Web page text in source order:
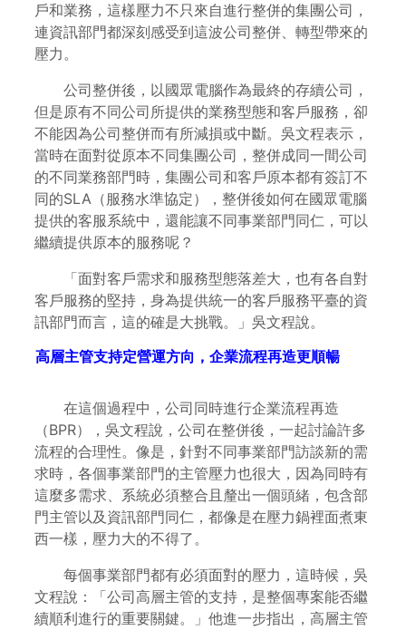
戶和業務，這樣壓力不只來自進行整併的集團公司，
連資訊部門都深刻感受到這波公司整併、轉型帶來的
壓力。
公司整併後，以國眾電腦作為最終的存續公司，
但是原有不同公司所提供的業務型態和客戶服務，卻
不能因為公司整併而有所減損或中斷。吳文程表示，
當時在面對從原本不同集團公司，整併成同一間公司
的不同業務部門時，集團公司和客戶原本都有簽訂不
同的SLA（服務水準協定），整併後如何在國眾電腦
提供的客服系統中，還能讓不同事業部門同仁，可以
繼續提供原本的服務呢？
「面對客戶需求和服務型態落差大，也有各自對
客戶服務的堅持，身為提供統一的客戶服務平臺的資
訊部門而言，這的確是大挑戰。」吳文程說。
高層主管支持定營運方向，企業流程再造更順暢
在這個過程中，公司同時進行企業流程再造
（BPR），吳文程說，公司在整併後，一起討論許多
流程的合理性。像是，針對不同事業部門訪談新的需
求時，各個事業部門的主管壓力也很大，因為同時有
這麼多需求、系統必須整合且釐出一個頭緒，包含部
門主管以及資訊部門同仁，都像是在壓力鍋裡面煮東
西一樣，壓力大的不得了。
每個事業部門都有必須面對的壓力，這時候，吳
文程說：「公司高層主管的支持，是整個專案能否繼
續順利進行的重要關鍵。」他進一步指出，高層主管